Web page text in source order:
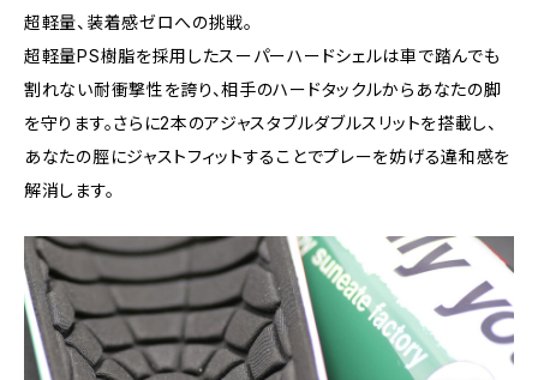
超軽量、装着感ゼロへの挑戦。
超軽量PS樹脂を採用したスーパーハードシェルは車で踏んでも
割れない耐衝撃性を誇り、相手のハードタックルからあなたの脚
を守ります。さらに2本のアジャスタブルダブルスリットを搭載し、
あなたの脛にジャストフィットすることでプレーを妨げる違和感を
解消します。